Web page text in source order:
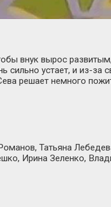
внук вырос
сильно устает, и из-за
решает немного
Татьяна
Ирина Зеленко,